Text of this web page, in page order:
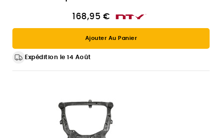
168,95 €
Ajouter Au Panier
Expédition le 14 Août